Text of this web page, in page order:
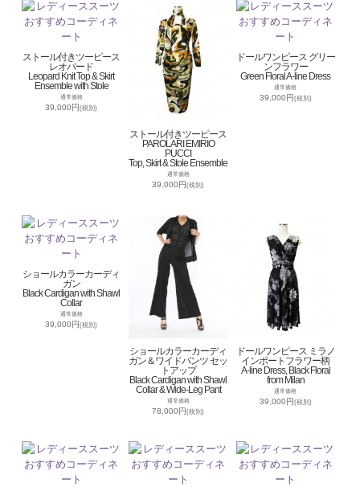
ストール付きツーピース
レオパード
Leopard Knit Top & Skirt
Ensemble with Stole
通常価格
39,000円(税別)
ストール付きツーピース
PAROLARI EMIRIO
PUCCI
Top, Skirt & Stole Ensemble
通常価格
39,000円(税別)
ドールワンピース グリー
ンフラワー
Green Floral A-line Dress
通常価格
39,000円(税別)
ショールカラーカーディ
ガン
Black Cardigan with Shawl
Collar
通常価格
39,000円(税別)
ショールカラーカーディ
ガン＆ワイドパンツ セッ
トアップ
Black Cardigan with Shawl
Collar & Wide-Leg Pant
通常価格
78,000円(税別)
ドールワンピース ミラノ
インポートフラワー柄
A-line Dress, Black Floral
from Milan
通常価格
39,000円(税別)